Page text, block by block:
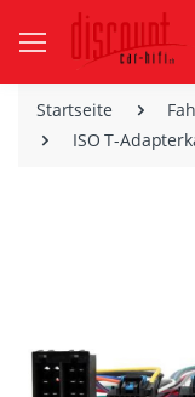
Startseite
ISO T-